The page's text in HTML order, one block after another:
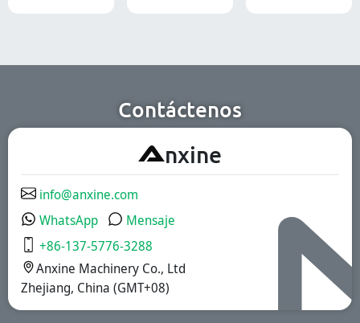
químicas de alta
usuarios. Son
farmacéutica, de
suplementos
nutricionales y de
funcionales.
Disponemos de
soluciones de
entéricas y
prolongada.
Contáctenos
A nxine
info@anxine.com
WhatsApp
Mensaje
+86-137-5776-3288
Anxine Machinery Co., Ltd
Zhejiang, China (GMT+08)